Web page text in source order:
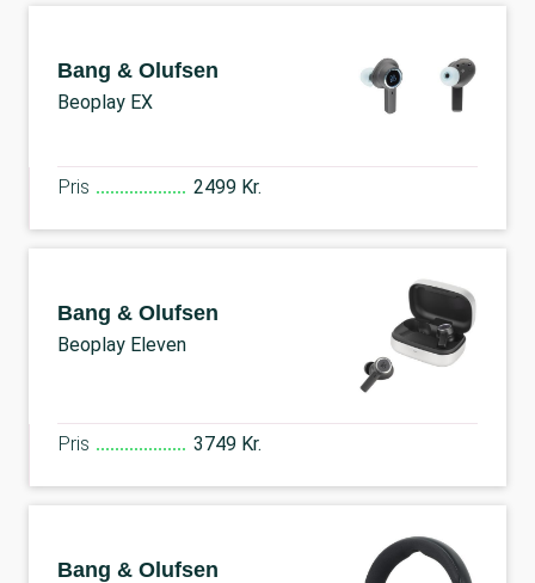
Bang & Olufsen
Beoplay EX
Pris 2499 Kr.
Bang & Olufsen
Beoplay Eleven
Pris 3749 Kr.
Bang & Olufsen